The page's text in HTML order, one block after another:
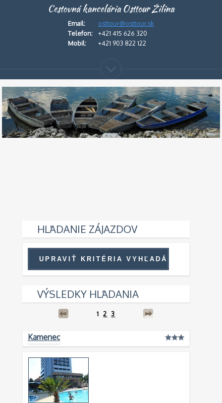
Cestovná kancelária Osttour Žilina
Email:
osttour@osttour.sk
Telefon:
+421 415 626 320
Mobil:
+421 903 822 122
HĽADANIE ZÁJAZDOV
VÝSLEDKY HĽADANIA
1 2 3
Kamenec